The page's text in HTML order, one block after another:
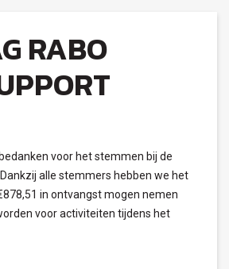
RABO
voor het stemmen bij de
alle stemmers hebben we het
in ontvangst mogen nemen
voor activiteiten tijdens het